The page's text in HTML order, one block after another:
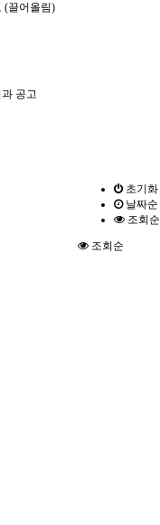
(끌어올림)
공고
초기화
날짜순
조회순
조회순